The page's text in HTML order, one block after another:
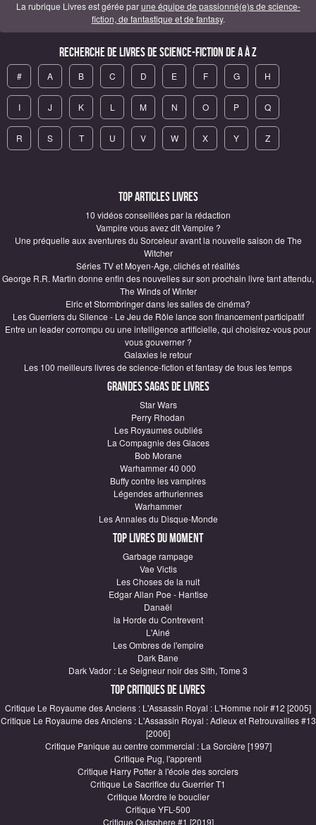
La rubrique Livres est gérée parune équipe de passionné(e)s de science-
fiction, de fantastique et de fantasy.
Recherche de Livres de science-fiction de A à Z
# A B C D E F G H
I J K L M N O P Q
R S T U V W X Y Z
Top articles Livres
10 vidéos conseillées par la rédaction
Vampire vous avez dit Vampire ?
Une préquelle aux aventures du Sorceleur avant la nouvelle saison de The
Witcher
Séries TV et Moyen-Age, clichés et réalités
George R.R. Martin donne enfin des nouvelles sur son prochain livre tant attendu,
The Winds of Winter
Elric et Stormbringer dans les salles de cinéma?
Les Guerriers du Silence - Le Jeu de Rôle lance son financement participatif
Entre un leader corrompu ou une intelligence artificielle, qui choisirez-vous pour
vous gouverner ?
Galaxies le retour
Les 100 meilleurs livres de science-fiction et fantasy de tous les temps
Grandes sagas de Livres
Star Wars
Perry Rhodan
Les Royaumes oubliés
La Compagnie des Glaces
Bob Morane
Warhammer 40 000
Buffy contre les vampires
Légendes arthuriennes
Warhammer
Les Annales du Disque-Monde
Top Livres du moment
Garbage rampage
Vae Victis
Les Choses de la nuit
Edgar Allan Poe - Hantise
Danaël
la Horde du Contrevent
L'Ainé
Les Ombres de l'empire
Dark Bane
Dark Vador : Le Seigneur noir des Sith, Tome 3
Top critiques de Livres
Critique Le Royaume des Anciens : L'Assassin Royal : L'Homme noir #12 [2005]
Critique Le Royaume des Anciens : L'Assassin Royal : Adieux et Retrouvailles #13
[2006]
Critique Panique au centre commercial : La Sorcière [1997]
Critique Pug, l'apprenti
Critique Harry Potter à l'école des sorciers
Critique Le Sacrifice du Guerrier T1
Critique Mordre le bouclier
Critique YFL-500
Critique Outsphere #1 [2019]